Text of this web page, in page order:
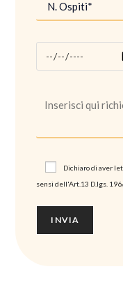
Dichiaro di aver
sensi dell'Art.13 D.lgs.